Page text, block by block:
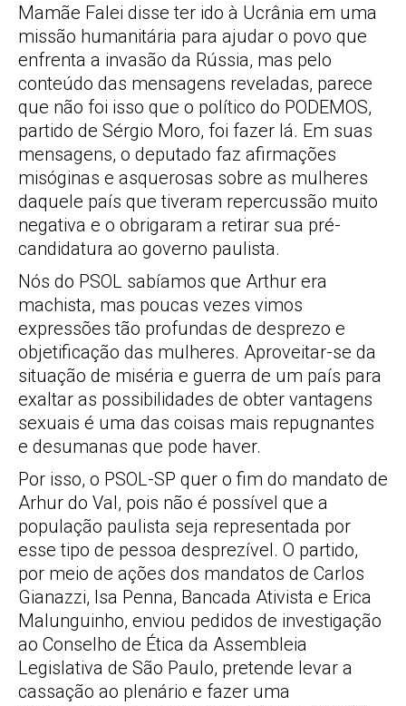
Mamãe Falei disse ter ido à Ucrânia em uma
missão humanitária para ajudar o povo que
enfrenta a invasão da Rússia, mas pelo
conteúdo das mensagens reveladas, parece
que não foi isso que o político do PODEMOS,
partido de Sérgio Moro, foi fazer lá. Em suas
mensagens, o deputado faz afirmações
misóginas e asquerosas sobre as mulheres
daquele país que tiveram repercussão muito
negativa e o obrigaram a retirar sua pré-
candidatura ao governo paulista.
Nós do PSOL sabíamos que Arthur era
machista, mas poucas vezes vimos
expressões tão profundas de desprezo e
objetificação das mulheres. Aproveitar-se da
situação de miséria e guerra de um país para
exaltar as possibilidades de obter vantagens
sexuais é uma das coisas mais repugnantes
e desumanas que pode haver.
Por isso, o PSOL-SP quer o fim do mandato de
Arhur do Val, pois não é possível que a
população paulista seja representada por
esse tipo de pessoa desprezível. O partido,
por meio de ações dos mandatos de Carlos
Gianazzi, Isa Penna, Bancada Ativista e Erica
Malunguinho, enviou pedidos de investigação
ao Conselho de Ética da Assembleia
Legislativa de São Paulo, pretende levar a
cassação ao plenário e fazer uma